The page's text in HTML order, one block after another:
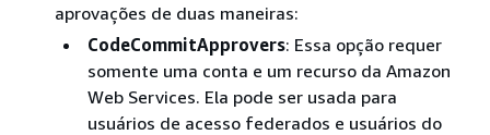
aprovações de duas maneiras:
CodeCommitApprovers: Essa opção requer
somente uma conta e um recurso da Amazon
Web Services. Ela pode ser usada para
usuários de acesso federados e usuários do